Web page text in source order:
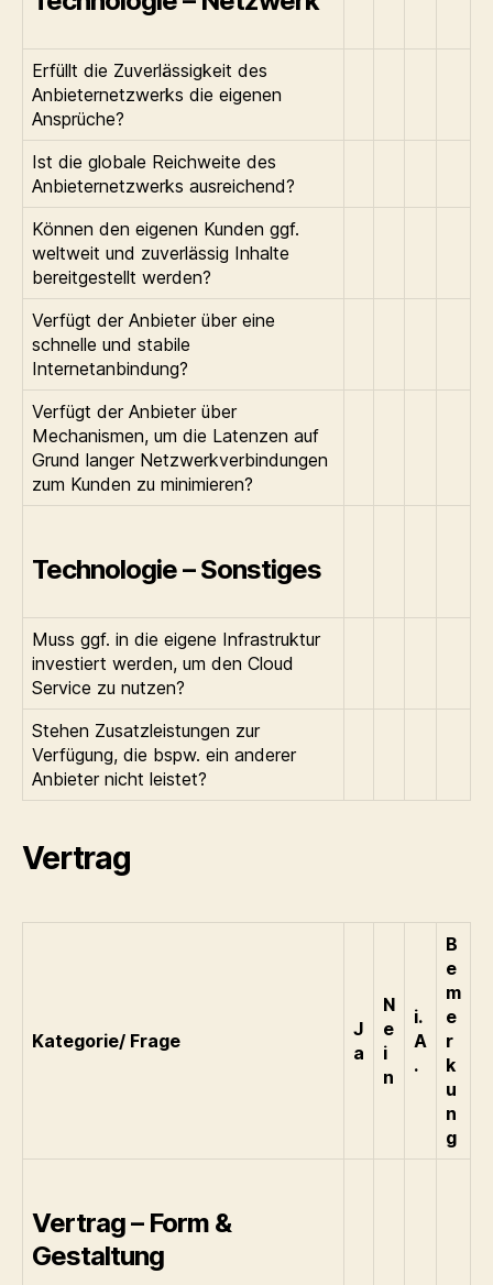
Erfüllt die Zuverlässigkeit des
Anbieternetzwerks die eigenen
Ansprüche?
Ist die globale Reichweite des
Anbieternetzwerks ausreichend?
Können den eigenen Kunden ggf.
weltweit und zuverlässig Inhalte
bereitgestellt werden?
Verfügt der Anbieter über eine
schnelle und stabile
Internetanbindung?
Verfügt der Anbieter über
Mechanismen, um die Latenzen auf
Grund langer Netzwerkverbindungen
zum Kunden zu minimieren?
Technologie – Sonstiges
Muss ggf. in die eigene Infrastruktur
investiert werden, um den Cloud
Service zu nutzen?
Stehen Zusatzleistungen zur
Verfügung, die bspw. ein anderer
Anbieter nicht leistet?
Vertrag
Kategorie/ Frage
J
a
N
e
i
n
i.
A
.
B
e
m
e
r
k
u
n
g
Vertrag – Form &
Gestaltung